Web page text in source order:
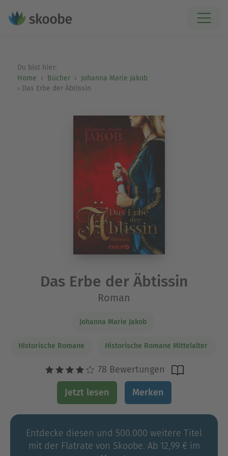
Du bist hier:
Home
Bücher
Johanna Marie Jakob
Das Erbe der Äbtissin
Das Erbe der Äbtissin
Roman
Johanna Marie Jakob
Historische Romane Historische Romane Mittelalter
78 Bewertungen
Jetzt lesen Merken
Entdecke diesen und 500.000 weitere Titel
mit der Flatrate von Skoobe. Ab 12,99 € im